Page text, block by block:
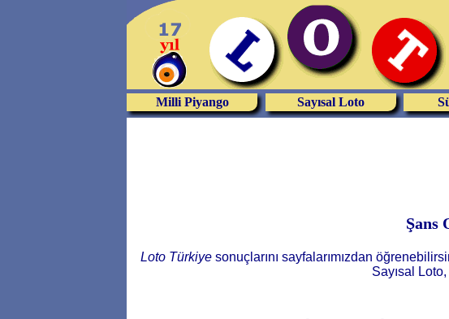
Milli Piyango Sayısal Loto
Şans
Loto Türkiye sonuçlarını sayfalarımızdan
Sayısal